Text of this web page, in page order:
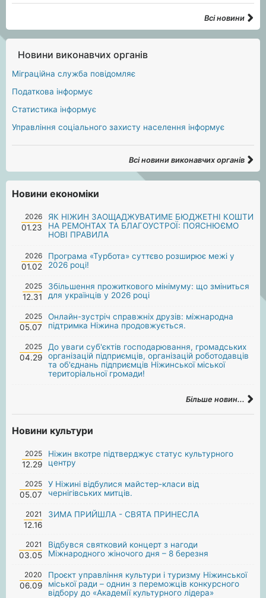
Всі новини
Новини виконавчих органів
Міграційна служба повідомляє
Податкова інформує
Статистика інформує
Управління соціального захисту населення інформує
Всі новини виконавчих органів
Новини економіки
2026
01.23
ЯК НІЖИН ЗАОЩАДЖУВАТИМЕ БЮДЖЕТНІ КОШТИ
НА РЕМОНТАХ ТА БЛАГОУСТРОЇ: ПОЯСНЮЄМО
НОВІ ПРАВИЛА
2026
01.02
Програма «Турбота» суттєво розширює межі у
2026 році!
2025
12.31
Збільшення прожиткового мінімуму: що зміниться
для українців у 2026 році
2025
05.07
Онлайн-зустріч справжніх друзів: міжнародна
підтримка Ніжина продовжується.
2025
04.29
До уваги суб'єктів господарювання, громадських
організацій підприємців, організацій роботодавців
та об'єднань підприємців Ніжинської міської
територіальної громади!
Більше новин...
Новини культури
2025
12.29
Ніжин вкотре підтверджує статус культурного
центру
2025
05.07
У Ніжині відбулися майстер-класи від
чернігівських митців.
2021
12.16
ЗИМА ПРИЙШЛА - СВЯТА ПРИНЕСЛА
2021
03.05
Відбувся святковий концерт з нагоди
Міжнародного жіночого дня – 8 березня
2020
06.09
Проєкт управління культури і туризму Ніжинської
міської ради – однин з переможців конкурсного
відбору до «Академії культурного лідера»